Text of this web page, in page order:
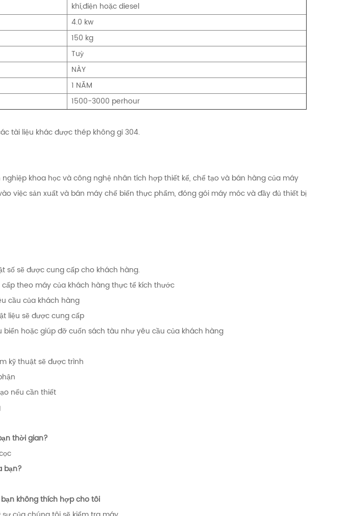
khí,điện hoặc diesel
4.0 kw
150 kg
Tuỳ
NÀY
1 NĂM
1500-3000 perhour
tài liệu khác được thép không gỉ 304.
khoa học và công nghệ nhân tích hợp thiết kế, chế tạo và bán hàng của máy
việc sản xuất và bán máy chế biến thực phẩm, đóng gói máy móc và đầy đủ thiết bị
số sẽ được cung cấp cho khách hàng.
theo máy của khách hàng thực tế kích thước
cầu của khách hàng
liệu sẽ được cung cấp
biển hoặc giúp đỡ cuốn sách tàu như yêu cầu của khách hàng
kỹ thuật sẽ được trình
nếu cần thiết
thời gian?
bạn?
không thích hợp cho tôi